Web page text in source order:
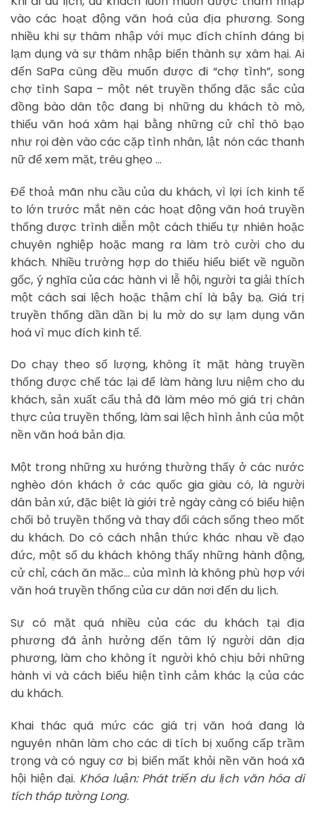
vào các hoạt động văn hoá của địa phương. Song
nhiều khi sự thâm nhập với mục đích chính đáng bị
lạm dụng và sự thâm nhập biến thành sự xâm hại. Ai
đến SaPa cũng đều muốn được đi “chợ tình”, song
chợ tình Sapa – một nét truyền thống đặc sắc của
đồng bào dân tộc đang bị những du khách tò mò,
thiếu văn hoá xâm hại bằng những cử chỉ thô bạo
như rọi đèn vào các cặp tình nhân, lật nón các thanh
nữ để xem mặt, trêu ghẹo …
Để thoả mãn nhu cầu của du khách, vì lợi ích kinh tế
to lớn trước mắt nên các hoạt động văn hoá truyền
thống được trình diễn một cách thiếu tự nhiên hoặc
chuyên nghiệp hoặc mang ra làm trò cười cho du
khách. Nhiều trường hợp do thiếu hiểu biết về nguồn
gốc, ý nghĩa của các hành vi lễ hội, người ta giải thích
một cách sai lệch hoặc thậm chí là bậy bạ. Giá trị
truyền thống dần dần bị lu mờ do sự lạm dụng văn
hoá vì mục đích kinh tế.
Do chạy theo số lượng, không ít mặt hàng truyền
thống được chế tác lại để làm hàng lưu niệm cho du
khách, sản xuất cẩu thả đã làm méo mó giá trị chân
thực của truyền thống, làm sai lệch hình ảnh của một
nền văn hoá bản địa.
Một trong những xu hướng thường thấy ở các nước
nghèo đón khách ở các quốc gia giàu có, là người
dân bản xứ, đặc biệt là giới trẻ ngày càng có biểu hiện
chối bỏ truyền thống và thay đổi cách sống theo mốt
du khách. Do có cách nhận thức khác nhau về đạo
đức, một số du khách không thấy những hành động,
cử chỉ, cách ăn mặc… của mình là không phù hợp với
văn hoá truyền thống của cư dân nơi đến du lịch.
Sự có mặt quá nhiều của các du khách tại địa
phương đã ảnh hưởng đến tâm lý người dân địa
phương, làm cho không ít người khó chịu bởi những
hành vi và cách biểu hiện tình cảm khác lạ của các
du khách.
Khai thác quá mức các giá trị văn hoá đang là
nguyên nhân làm cho các di tích bị xuống cấp trầm
trọng và có nguy cơ bị biến mất khỏi nền văn hoá xã
hội hiện đại. Khóa luận: Phát triển du lịch văn hóa di
tích tháp tường Long.